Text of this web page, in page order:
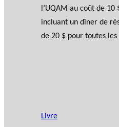
l’UQAM au coût de 10
incluant un dîner de
de 20 $ pour toutes les
Livre